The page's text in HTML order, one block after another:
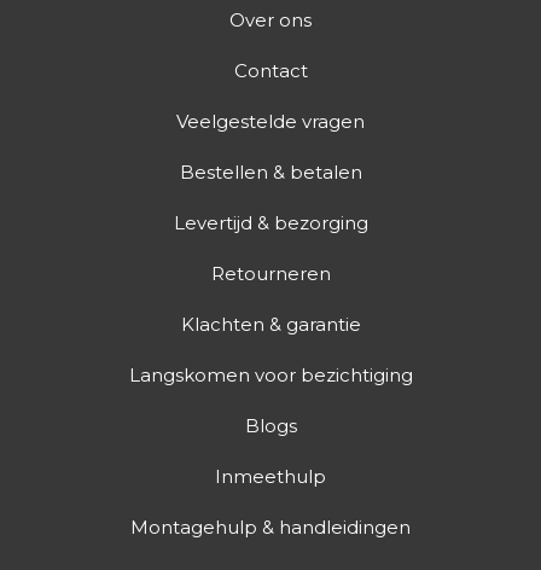
Over ons
Contact
Veelgestelde vragen
Bestellen & betalen
Levertijd & bezorging
Retourneren
Klachten & garantie
Langskomen voor bezichtiging
Blogs
Inmeethulp
Montagehulp & handleidingen